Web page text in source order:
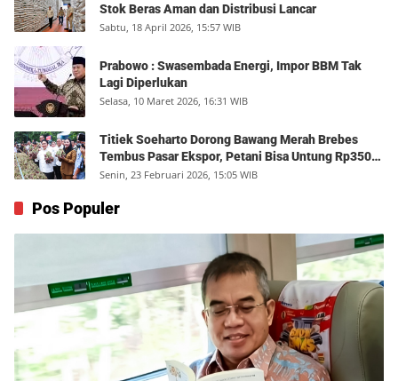
Stok Beras Aman dan Distribusi Lancar
Sabtu, 18 April 2026, 15:57 WIB
Prabowo : Swasembada Energi, Impor BBM Tak
Lagi Diperlukan
Selasa, 10 Maret 2026, 16:31 WIB
Titiek Soeharto Dorong Bawang Merah Brebes
Tembus Pasar Ekspor, Petani Bisa Untung Rp350
Juta per Hektare
Senin, 23 Februari 2026, 15:05 WIB
Pos Populer